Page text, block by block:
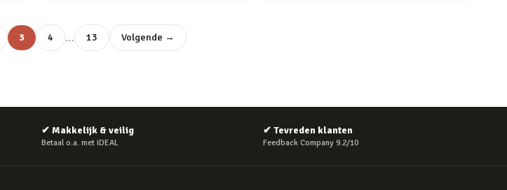
3 4 … 13 Volgende →
✔ Makkelijk & veilig
Betaal o.a. met iDEAL
✔ Tevreden klanten
Feedback Company 9.2/10